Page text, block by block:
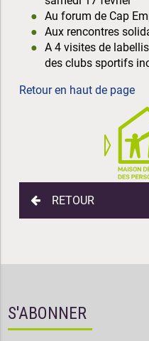
Au forum de Cap
Aux rencontres
A 4 visites de
des clubs sportifs
Retour en haut de page
RETOUR
S'ABONNER